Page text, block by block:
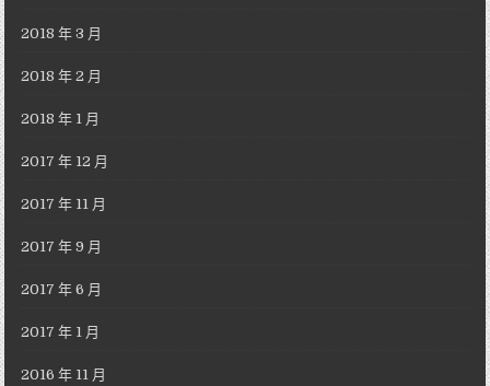
2018 年 3 月
2018 年 2 月
2018 年 1 月
2017 年 12 月
2017 年 11 月
2017 年 9 月
2017 年 6 月
2017 年 1 月
2016 年 11 月